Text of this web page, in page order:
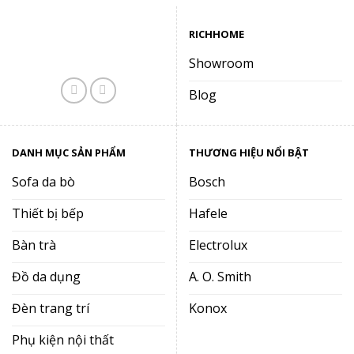
RICHHOME
Showroom
Blog
DANH MỤC SẢN PHẨM
Sofa da bò
Thiết bị bếp
Bàn trà
Đồ da dụng
Đèn trang trí
Phụ kiện nội thất
THƯƠNG HIỆU NỔI BẬT
Bosch
Hafele
Electrolux
A. O. Smith
Konox